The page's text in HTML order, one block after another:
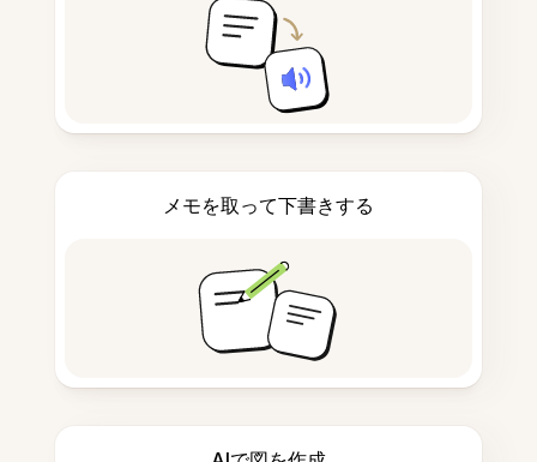
メモを取って下書きする